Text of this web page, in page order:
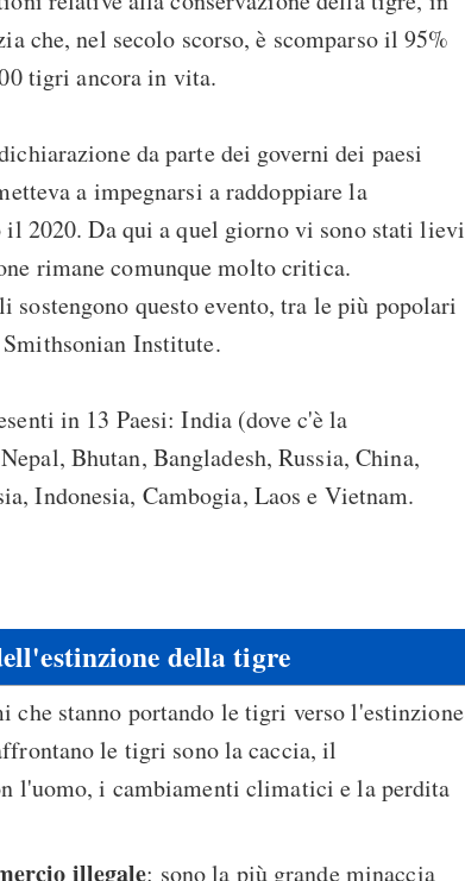
che, nel secolo scorso, è scomparso il 95%
tigri ancora in vita.
da parte dei governi dei paesi
a impegnarsi a raddoppiare la
2020. Da qui a quel giorno vi sono stati lievi
rimane comunque molto critica.
questo evento, tra le più popolari
Institute.
in 13 Paesi: India (dove c'è la
Bhutan, Bangladesh, Russia, China,
Indonesia, Cambogia, Laos e Vietnam.
della tigre
che stanno portando le tigri verso l'estinzione
le tigri sono la caccia, il
l'uomo, i cambiamenti climatici e la perdita
illegale: sono la più grande minaccia